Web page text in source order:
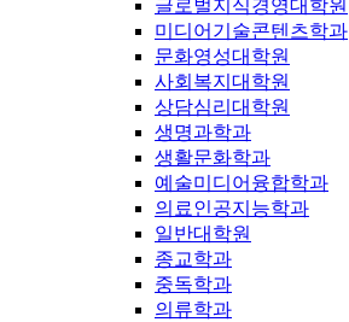
글로벌지식경영대학원
미디어기술콘텐츠학과
문화영성대학원
사회복지대학원
상담심리대학원
생명과학과
생활문화학과
예술미디어융합학과
의료인공지능학과
일반대학원
종교학과
중독학과
의류학과